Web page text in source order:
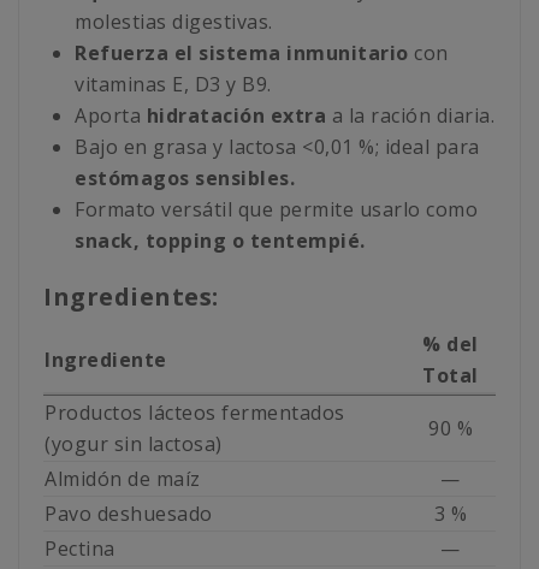
molestias digestivas.
Refuerza el sistema inmunitario con
vitaminas E, D3 y B9.
Aporta hidratación extra a la ración diaria.
Bajo en grasa y lactosa <0,01 %; ideal para
estómagos sensibles.
Formato versátil que permite usarlo como
snack, topping o tentempié.
Ingredientes:
Ingrediente
% del
Total
Productos lácteos fermentados
(yogur sin lactosa)
90 %
Almidón de maíz
—
Pavo deshuesado
3 %
Pectina
—